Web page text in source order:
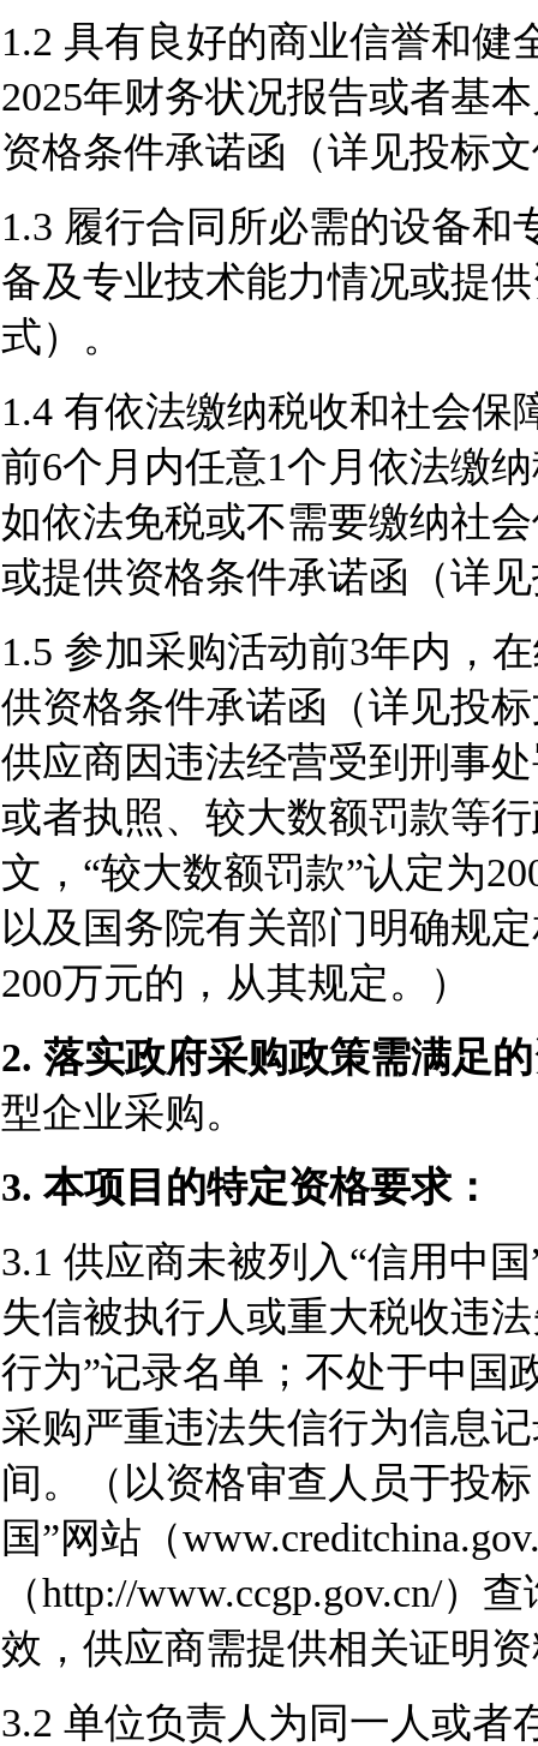
1.2 具有良好的商业信誉和健
2025年财务状况报告或者基
资格条件承诺函（详见投标
1.3 履行合同所必需的设备
备及专业技术能力情况或提
式）。
1.4 有依法缴纳税收和社会保
前6个月内任意1个月依法缴
如依法免税或不需要缴纳社
或提供资格条件承诺函（详
1.5 参加采购活动前3年内，
供资格条件承诺函（详见投
供应商因违法经营受到刑事
或者执照、较大数额罚款等
文，“较大数额罚款”认定为
以及国务院有关部门明确规
200万元的，从其规定。）
2. 落实政府采购政策需满足
型企业采购。
3. 本项目的特定资格要求：
3.1 供应商未被列入“信用中国
失信被执行人或重大税收违
行为”记录名单；不处于中国
采购严重违法失信行为信息
间。（以资格审查人员于投
国”网站（
（http://www.ccgp.gov.cn/）
效，供应商需提供相关证明
3.2 单位负责人为同一人或者